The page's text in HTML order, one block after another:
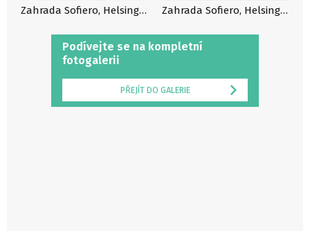
Podívejte se na kompletní
fotogalerii
PŘEJÍT DO GALERIE
Zahrada Sofiero, Helsingborg, Švédsko Zahrada Sofiero, Helsingborg, Švédsko